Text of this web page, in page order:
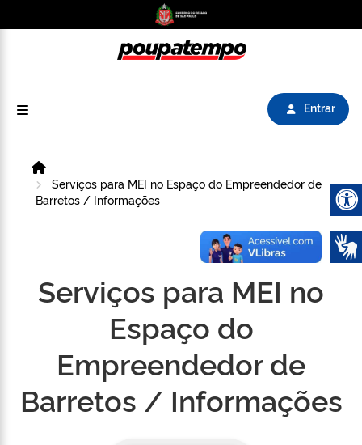
Entrar
Serviços para MEI no Espaço do Empreendedor de
Barretos / Informações
Serviços para MEI no
Espaço do
Empreendedor de
Barretos / Informações